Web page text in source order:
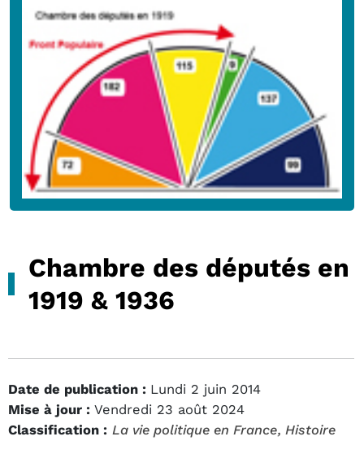
Chambre des députés en
1919 & 1936
Date de publication : Lundi 2 juin 2014
Mise à jour : Vendredi 23 août 2024
Classification : La vie politique en France, Histoire